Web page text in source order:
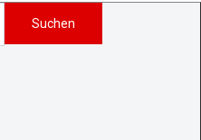
Suchen